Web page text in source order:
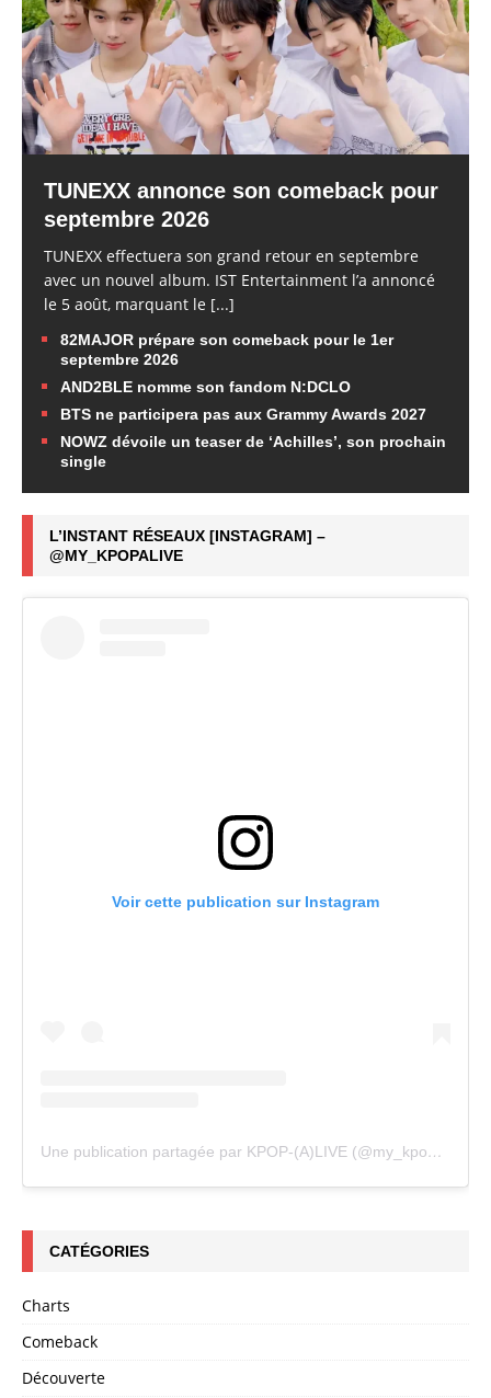
TUNEXX annonce son comeback pour
septembre 2026
TUNEXX effectuera son grand retour en septembre
avec un nouvel album. IST Entertainment l’a annoncé
le 5 août, marquant le [...]
82MAJOR prépare son comeback pour le 1er
septembre 2026
AND2BLE nomme son fandom N:DCLO
BTS ne participera pas aux Grammy Awards 2027
NOWZ dévoile un teaser de ‘Achilles’, son prochain
single
L’INSTANT RÉSEAUX [INSTAGRAM] –
@MY_KPOPALIVE
Voir cette publication sur Instagram
Une publication partagée par KPOP-(A)LIVE (@my_kpopalive)
CATÉGORIES
Charts
Comeback
Découverte